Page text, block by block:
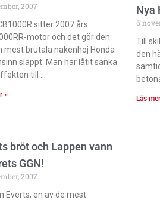
2007
sitter 2007 års
motor och det gör den
mest brutala nakenhoj Honda
släppt. Man har låtit sänka
till
»
Nya
6
Till
den
Läs
bröt och Lappen vann
GGN!
2007
Everts, en av de mest